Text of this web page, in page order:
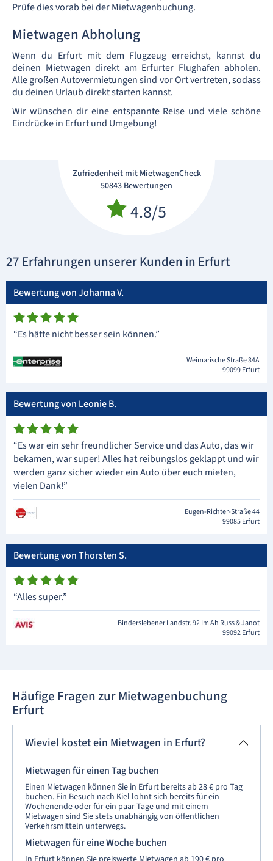
Prüfe dies vorab bei der Mietwagenbuchung.
Mietwagen Abholung
Wenn du Erfurt mit dem Flugzeug erreichst, kannst du
deinen Mietwagen direkt am Erfurter Flughafen abholen.
Alle großen Autovermietungen sind vor Ort vertreten, sodass
du deinen Urlaub direkt starten kannst.
Wir wünschen dir eine entspannte Reise und viele schöne
Eindrücke in Erfurt und Umgebung!
Zufriedenheit mit MietwagenCheck
50843 Bewertungen
4.8/5
27 Erfahrungen unserer Kunden in Erfurt
Bewertung von Johanna V.
“Es hätte nicht besser sein können.”
Weimarische Straße 34A
99099 Erfurt
Bewertung von Leonie B.
“Es war ein sehr freundlicher Service und das Auto, das wir
bekamen, war super! Alles hat reibungslos geklappt und wir
werden ganz sicher wieder ein Auto über euch mieten,
vielen Dank!”
Eugen-Richter-Straße 44
99085 Erfurt
Bewertung von Thorsten S.
“Alles super.”
Binderslebener Landstr. 92 Im Ah Russ & Janot
99092 Erfurt
Häufige Fragen zur Mietwagenbuchung
Erfurt
Wieviel kostet ein Mietwagen in Erfurt?
Mietwagen für einen Tag buchen
Einen Mietwagen können Sie in Erfurt bereits ab 28 € pro Tag
buchen. Ein Besuch nach Kiel lohnt sich bereits für ein
Wochenende oder für ein paar Tage und mit einem
Mietwagen sind Sie stets unabhängig von öffentlichen
Verkehrsmitteln unterwegs.
Mietwagen für eine Woche buchen